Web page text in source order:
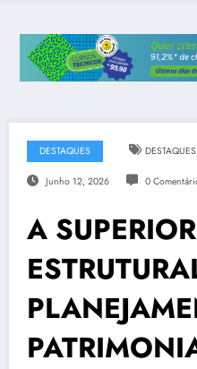
DESTAQUES DESTAQUES
Junho 12, 2026 0
A